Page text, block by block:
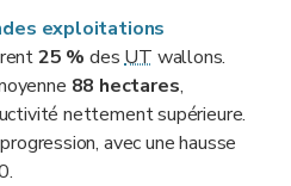
exploitations
25 % desUT wallons.
88 hectares,
nettement supérieure.
avec une hausse